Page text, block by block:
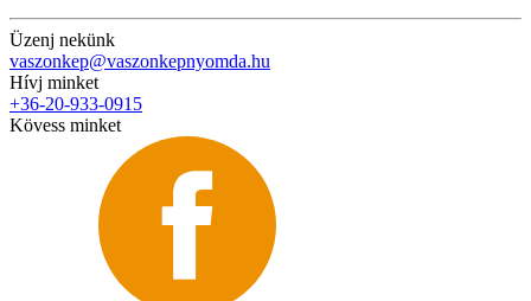
Üzenj nekünk
vaszonkep@vaszonkepnyomda.hu
Hívj minket
+36-20-933-0915
Kövess minket